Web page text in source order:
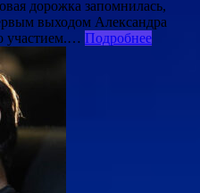
дорожка запомнилась,
выходом Александра
участием.… Подробнее